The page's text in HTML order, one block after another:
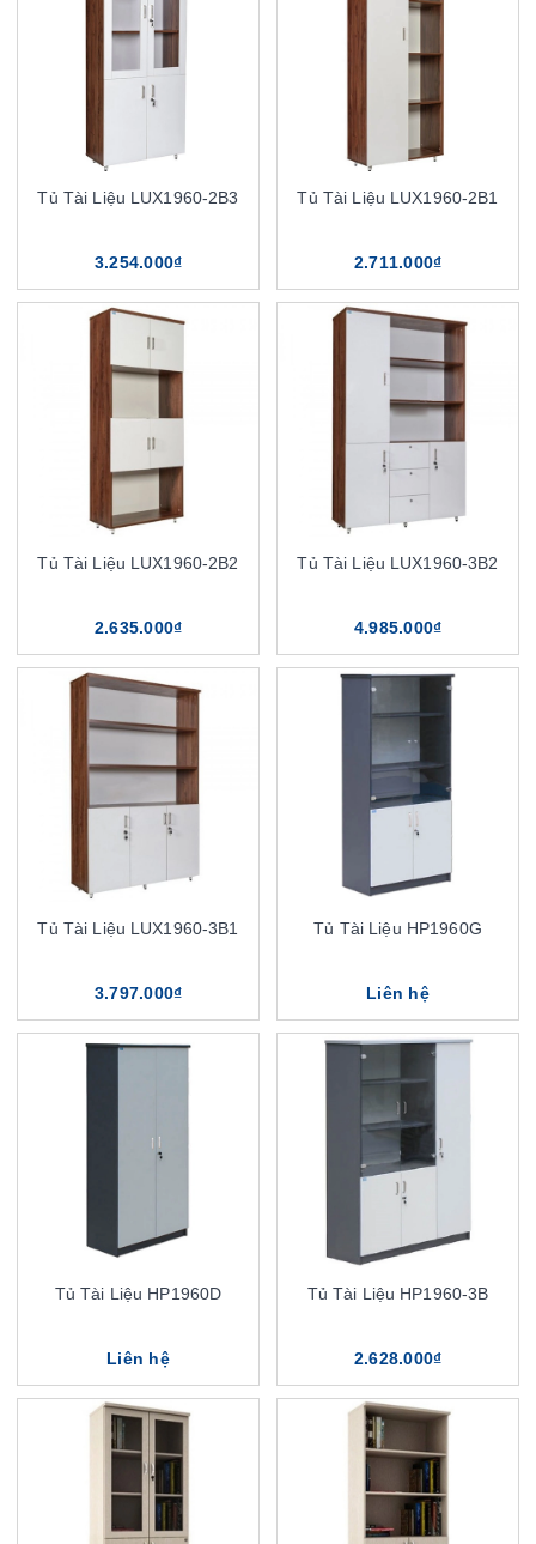
Tủ Tài Liệu LUX1960-2B3
3.254.000₫
Tủ Tài Liệu LUX1960-2B1
2.711.000₫
Tủ Tài Liệu LUX1960-2B2
2.635.000₫
Tủ Tài Liệu LUX1960-3B2
4.985.000₫
Tủ Tài Liệu LUX1960-3B1
3.797.000₫
Tủ Tài Liệu HP1960G
Liên hệ
Tủ Tài Liệu HP1960D
Liên hệ
Tủ Tài Liệu HP1960-3B
2.628.000₫